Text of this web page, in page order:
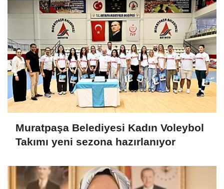
Muratpaşa Belediyesi Kadın Voleybol
Takımı yeni sezona hazırlanıyor